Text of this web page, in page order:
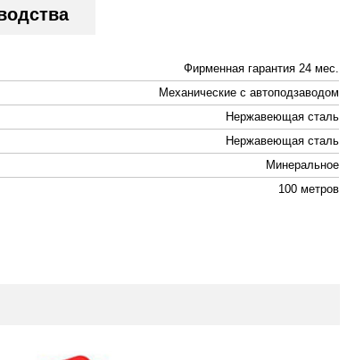
Фирменная гарантия 24 мес.
Механические с автоподзаводом
Нержавеющая сталь
Нержавеющая сталь
Минеральное
100 метров